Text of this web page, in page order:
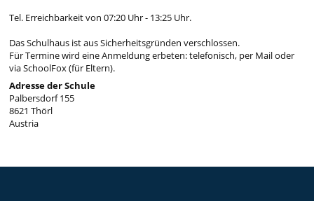
Tel. Erreichbarkeit von 07:20 Uhr - 13:25 Uhr.
Das Schulhaus ist aus Sicherheitsgründen verschlossen.
Für Termine wird eine Anmeldung erbeten: telefonisch, per Mail oder
via SchoolFox (für Eltern).
Adresse der Schule
Palbersdorf 155
8621 Thörl
Austria